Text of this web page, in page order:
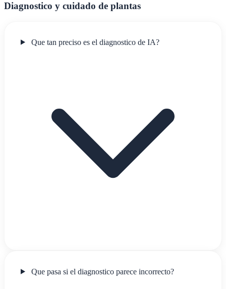
Diagnostico y cuidado de plantas
Que tan preciso es el diagnostico de IA?
Que pasa si el diagnostico parece incorrecto?